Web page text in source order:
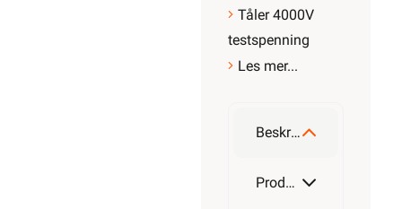
Tåler 4000V
testspenning
Les mer...
Beskrivelse
Produktdetaljer